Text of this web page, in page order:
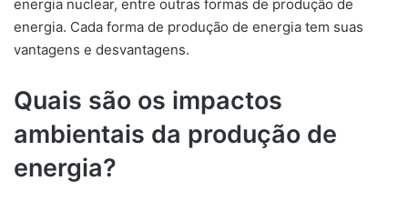
energia nuclear, entre outras formas de produção de
energia. Cada forma de produção de energia tem suas
vantagens e desvantagens.
Quais são os impactos
ambientais da produção de
energia?